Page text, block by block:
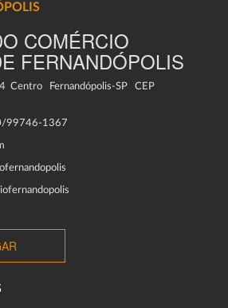
COMÉRCIO
FERNANDÓPOLIS
Centro Fernandópolis-SP CEP
99746-1367